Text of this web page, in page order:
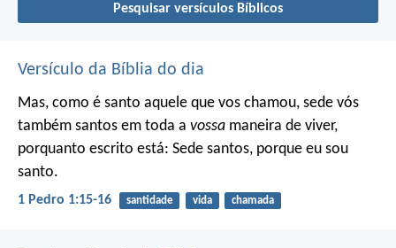
Pesquisar versículos Bíblicos
Versículo da Bíblia do dia
Mas, como é santo aquele que vos chamou, sede vós
também santos em toda a vossa maneira de viver,
porquanto escrito está: Sede santos, porque eu sou
santo.
1 Pedro 1:15-16 santidade vida chamada